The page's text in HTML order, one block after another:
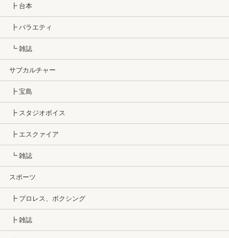
┣ 台本
┣ バラエティ
┗ 雑誌
サブカルチャー
┣ 宝島
┣ スタジオボイス
┣ エスクァイア
┗ 雑誌
スポーツ
┣ プロレス、ボクシング
┣ 雑誌